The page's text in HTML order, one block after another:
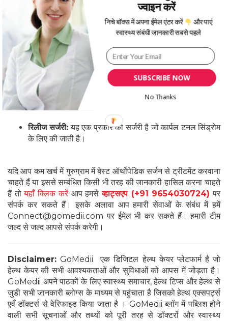
ऑस्टियोटॉमी : ऑस्टियोटॉमी एक प्रकार की सर्जरी है जिसमें हड्डी
के एक हिस्से को काटना और फिर उसे बदलना शामिल है। इस
प्रकार की सर्जरी का उपयोग कभी-कभी गठिया के इलाज के लिए
किया जा सकता है।
सॉफ्ट टिश्यू रिपेयर :
इस तरह की सर्जरी का उपयोग गंभीर रूप से
क्षतिग्रस्त मांसपेशियों, लिगामेंट या टेंडन की स्थिति को ठीक करने के
लिए किया जाता है।
रिलीज सर्जरी: यह एक प्रकार की सर्जरी है जो कार्पल टनल सिंड्रोम
के लिए की जाती है।
यदि आप कम खर्च में गुरुग्राम में बेस्ट ऑर्थोपेडिक सर्जन से ट्रीटमेंट करवाना
चाहते हैं या इससे सम्बंधित किसी भी तरह की जानकारी हासिल करना चाहते
हैं तोयहाँ क्लिक करेंआप हमसेव्हाट्सएप (+91 9654030724) पर
संपर्क कर सकते हैं। इसके अलावा आप हमारी सेवाओं के संबंध में हमें
Connect@gomedii.com पर ईमेल भी कर सकते हैं। हमारी टीम
जल्द से जल्द आपसे संपर्क करेगी।
Disclaimer: GoMedii एक डिजिटल हेल्थ केयर प्लेटफार्म है जो
हेल्थ केयर की सभी आवश्यकताओं और सुविधाओं को आपस में जोड़ता है।
GoMedii अपने पाठकों के लिए स्वास्थ्य समाचार, हेल्थ टिप्स और हेल्थ से
जुडी सभी जानकारी ब्लोग्स के माध्यम से पहुंचाता है जिसको हेल्थ एक्सपर्ट्स
एवँ डॉक्टर्स से वेरिफाइड किया जाता है । GoMedii ब्लॉग में पब्लिश होने
वाली सभी सूचनाओं और तथ्यों को पूरी तरह से डॉक्टरों और स्वास्थ्य
SUBSCRIBE NOW
ज्वाइन करें
निचे बॉक्स में अपना ईमेल एंटर करें
और पाएं
स्वास्थ्य संबंधी जानकारी सबसे पहले
No Thanks